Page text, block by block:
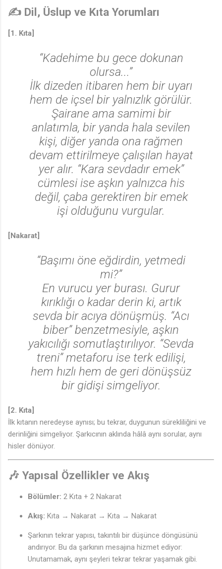
✍️ Dil, Üslup ve Kıta Yorumları
[1. Kıta]
“Kadehime bu gece dokunan
olursa...”
İlk dizeden itibaren hem bir uyarı
hem de içsel bir yalnızlık görülür.
Şairane ama samimi bir
anlatımla, bir yanda hala sevilen
kişi, diğer yanda ona rağmen
devam ettirilmeye çalışılan hayat
yer alır. “Kara sevdadır emek”
cümlesi ise aşkın yalnızca his
değil, çaba gerektiren bir emek
işi olduğunu vurgular.
[Nakarat]
“Başımı öne eğdirdin, yetmedi
mi?”
En vurucu yer burası. Gurur
kırıklığı o kadar derin ki, artık
sevda bir acıya dönüşmüş. “Acı
biber” benzetmesiyle, aşkın
yakıcılığı somutlaştırılıyor. “Sevda
treni” metaforu ise terk edilişi,
hem hızlı hem de geri dönüşsüz
bir gidişi simgeliyor.
[2. Kıta]
İlk kıtanın neredeyse aynısı; bu tekrar, duygunun sürekliliğini ve
derinliğini simgeliyor. Şarkıcının aklında hâlâ aynı sorular, aynı
hisler dönüyor.
🎶 Yapısal Özellikler ve Akış
Bölümler: 2 Kıta + 2 Nakarat
Akış: Kıta → Nakarat → Kıta → Nakarat
Şarkının tekrar yapısı, takıntılı bir düşünce döngüsünü
andırıyor. Bu da şarkının mesajına hizmet ediyor:
Unutamamak, aynı şeyleri tekrar tekrar yaşamak gibi.